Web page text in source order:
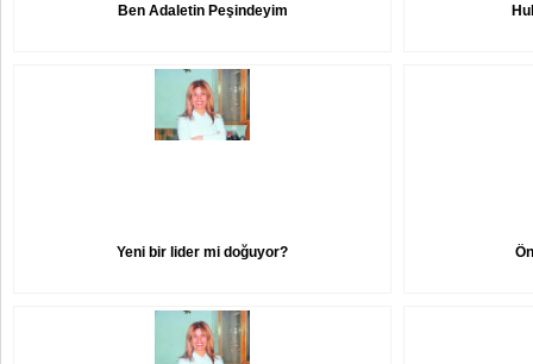
Ben Adaletin Peşindeyim
Yeni bir lider mi doğuyor?